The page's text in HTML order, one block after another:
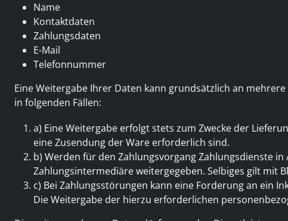
Name
Kontaktdaten
Zahlungsdaten
E-Mail
Telefonnummer
Eine Weitergabe Ihrer Daten kann grundsätzlich an
in folgenden Fällen:
a) Eine Weitergabe erfolgt stets zum Zwecke der
eine Zusendung der Ware erforderlich sind.
b) Werden für den Zahlungsvorgang Zahlungsdienste
Zahlungsintermediäre weitergegeben. Selbiges gilt mit
c) Bei Zahlungsstörungen kann eine Forderung an ein
Die Weitergabe der hierzu erforderlichen